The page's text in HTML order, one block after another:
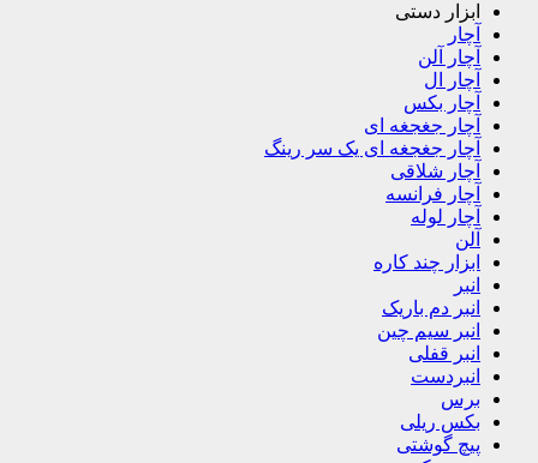
ابزار دستی
آچار
آچار آلن
آچار ال
آچار بکس
آچار جغجغه ای
آچار جغجغه ای یک سر رینگ
آچار شلاقی
آچار فرانسه
آچار لوله
آلن
ابزار چند کاره
انبر
انبر دم باریک
انبر سیم چین
انبر قفلی
انبردست
برس
بکس ریلی
پیچ گوشتی